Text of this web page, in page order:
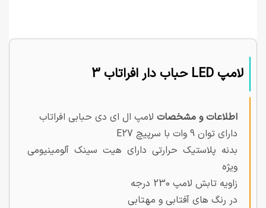
لامپ LED حباب دار افراتاب 3
اطلاعات و مشخصات لامپ ال ای دی حبابی افراتاب
دارای توان 9 وات با سرپیچ E27
بدنه پلاستیک حرارتی دارای هیت سینک آلومینیومی
ویژه
زاویه تابش لامپ 230 درجه
در رنگ های آفتابی و مهتابی